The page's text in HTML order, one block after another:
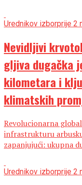
Urednikov izborprije 2
Nevidljivi
gljiva dugačka
kilometara i
klimatskih
Revolucionarna
infrastrukturu
zapanjujući: ukupna
Urednikov izborprije 2